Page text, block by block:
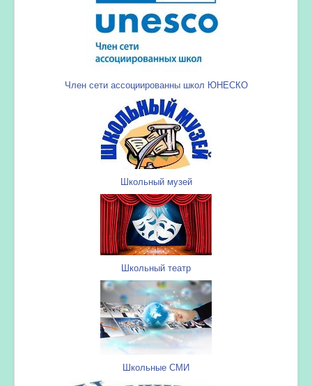
Член сети ассоциированны школ ЮНЕСКО
Школьный музей
Школьный театр
Школьные СМИ